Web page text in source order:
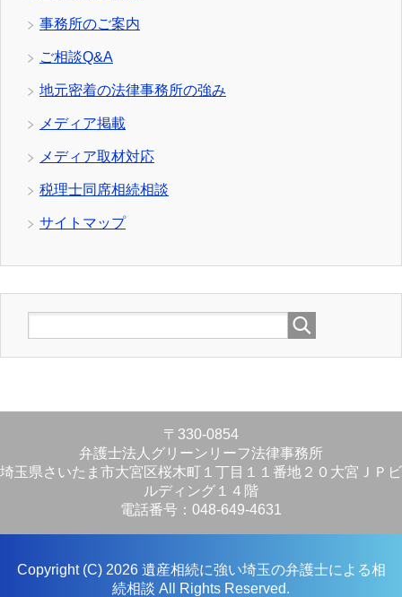
事務所のご案内
ご相談Q&A
地元密着の法律事務所の強み
メディア掲載
メディア取材対応
税理士同席相続相談
サイトマップ
〒330-0854
弁護士法人グリーンリーフ法律事務所
埼玉県さいたま市大宮区桜木町１丁目１１番地２０大宮ＪＰビ
ルディング１４階
電話番号：048-649-4631
Copyright (C) 2026 遺産相続に強い埼玉の弁護士による相
続相談 All Rights Reserved.